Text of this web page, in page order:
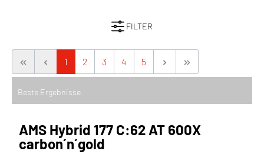
FILTER
1 2 3 4 5
AMS Hybrid 177 C:62 AT 600X
carbon´n´gold